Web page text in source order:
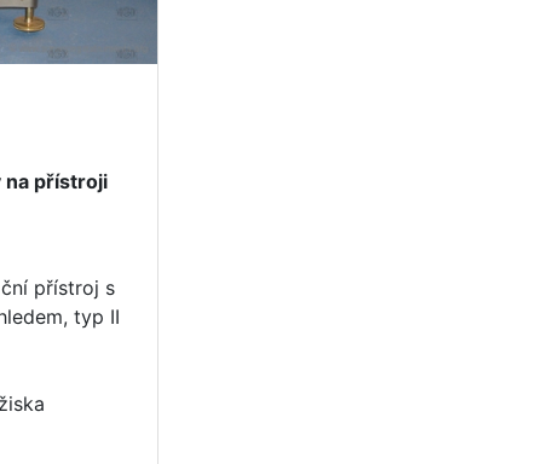
na přístroji
přístroj s
typ II